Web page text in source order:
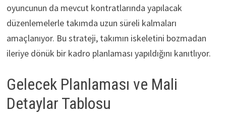
oyuncunun da mevcut kontratlarında yapılacak
düzenlemelerle takımda uzun süreli kalmaları
amaçlanıyor. Bu strateji, takımın iskeletini bozmadan
ileriye dönük bir kadro planlaması yapıldığını kanıtlıyor.
Gelecek Planlaması ve Mali
Detaylar Tablosu